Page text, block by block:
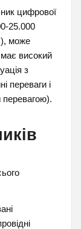
цифрової
25.000
може
високий
з
переваги і
перевагою).